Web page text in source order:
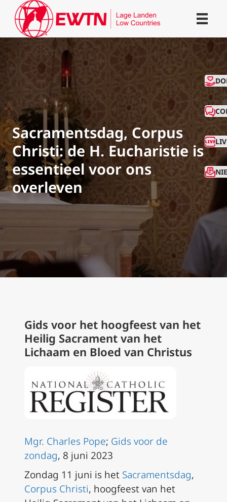
Sacramentsdag, Corpus
Christi: de H. Eucharistie is
essentieel voor ons
overleven
Gids voor het hoogfeest van het
Heilig Sacrament van het
Lichaam en Bloed van Christus
Mgr. Charles Pope; Gids voor de
zondag, 8 juni 2023
Zondag 11 juni is het Sacramentsdag,
Corpus Christi, hoogfeest van het